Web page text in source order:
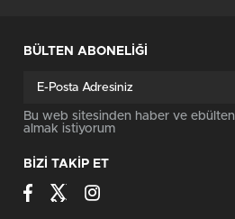
BÜLTEN ABONELİĞİ
Bu web sitesinden haber ve ebülten
almak istiyorum
BİZİ TAKİP ET